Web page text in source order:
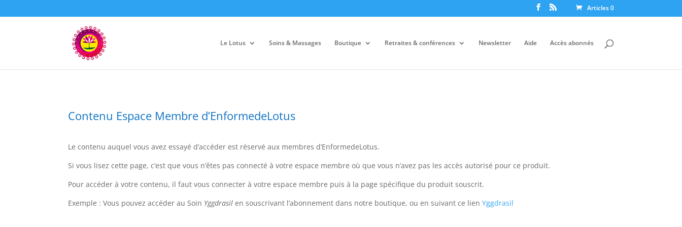
Articles 0
Le Lotus Soins & Massages Boutique Retraites & conférences Newsletter Aide Accès abonnés
Contenu Espace Membre d’EnformedeLotus
Le contenu auquel vous avez essayé d’accéder est réservé aux membres d’EnformedeLotus.
Si vous lisez cette page, c’est que vous n’êtes pas connecté à votre espace membre où que vous n’avez pas les accès autorisé pour ce produit.
Pour accéder à votre contenu, il faut vous connecter à votre espace membre puis à la page spécifique du produit souscrit.
Exemple : Vous pouvez accéder au Soin Yggdrasil en souscrivant l’abonnement dans notre boutique, ou en suivant ce lienYggdrasil